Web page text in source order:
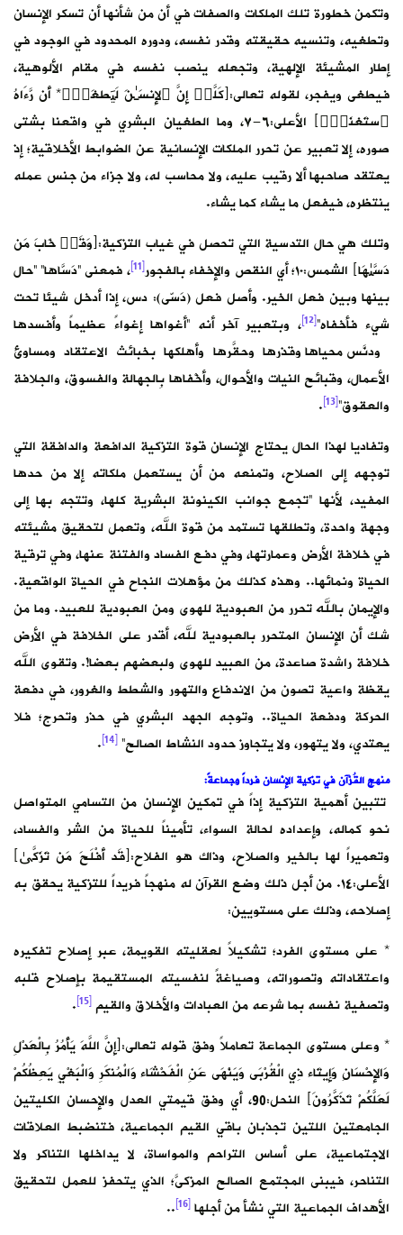
وتكمن خطورة تلك الملكات والصفات في أن من شأنها أن تسكر الإنسان
وتطغيه، وتنسيه حقيقته وقدر نفسه، ودوره المحدود في الوجود في
إطار المشيئة الإلهية، وتجعله ينصب نفسه في مقام الألوهية،
فيطغى ويفجر، لقوله تعالى:﴿كَلَّاۤ إِنَّ ٱلإِنسَـٰنَ لَیَطغَىٰۤ* أَن رَّءَاهُ
ٱستَغنَىٰۤ﴾ الأعلى:٦-٧، وما الطغيان البشري في واقعنا بشتى
صوره، إلا تعبير عن تحرر الملكات الإنسانية عن الضوابط الأخلاقية؛ إذ
يعتقد صاحبها ألا رقيب عليه، ولا محاسب له، ولا جزاء من جنس عمله
ينتظره، فيفعل ما يشاء كما يشاء.
وتلك هي حال التدسية التي تحصل في غياب التزكية:﴿وَقَدۡ خَابَ مَن
دَسَّىٰهَا﴾ الشمس:١٠؛ أي النقص والإخفاء بالفجور
[11]
، فمعنى “دَسّاها” “حالَ
بينها وبين فعل الخير. وأصل فعل (دَسّى): دس، إذا أدخل شيئا تحت
شيء فأخفاه”[12]
، وبتعبير آخر أنه “أغواها إغواءً عظيماً وأفسدها
ودنّس محياها وقذَرها وحقَّرها وأهلكها بخبائث الاعتقاد ومساوئ
الأعمال، وقبائح النيات والأحوال، وأخْفاها بِالجهالة والفسوق، والجلافة
والعقوق”[13]
.
وتفاديا لهذا الحال يحتاج الإنسان قوة التزكية الدافعة والدافقة التي
توجهه إلى الصلاح، وتمنعه من أن يستعمل ملكاته إلا من حدها
المفيد، لأنها “تجمع جوانب الكينونة البشرية كلها، وتتجه بها إلى
وجهة واحدة، وتطلقها تستمد من قوة الله، وتعمل لتحقيق مشيئته
في خلافة الأرض وعمارتها، وفي دفع الفساد والفتنة عنها، وفي ترقية
الحياة ونمائها.. وهذه كذلك من مؤهلات النجاح في الحياة الواقعية.
والإيمان بالله تحرر من العبودية للهوى ومن العبودية للعبيد. وما من
شك أن الإنسان المتحرر بالعبودية لله، أقدر على الخلافة في الأرض
خلافة راشدة صاعدة، من العبيد للهوى ولبعضهم بعضا!. وتقوى الله
يقظة واعية تصون من الاندفاع والتهور والشطط والغرور، في دفعة
الحركة ودفعة الحياة.. وتوجه الجهد البشري في حذر وتحرج؛ فلا
يعتدي، ولا يتهور، ولا يتجاوز حدود النشاط الصالح”[14]
.
منهج القُرْآن في تزكية الإنْسان فرداً وجماعةً:
تتبين أهمية التزكية إذاً في تمكين الإنسان من التسامي المتواصل
نحو كماله، وإعداده لحالة السواء، تأميناً للحياة من الشر والفساد،
وتعميراً لها بالخير والصلاح، وذاك هو الفلاح:﴿قَد أَفْلَحَ مَن تَزَكَّىٰ﴾
الأعلى:١٤. من أجل ذلك وضع القرآن له منهجاً فريداً للتزكية يحقق به
إصلاحه، وذلك على مستويين:
* على مستوى الفرد؛ تشكيلاً لعقليته القويمة، عبر إصلاح تفكيره
واعتقاداته وتصوراته، وصياغةً لنفسيته المستقيمة بإصلاح قلبه
وتصفية نفسه بما شرعه من العبادات والأخلاق والقيم[15]
.
* وعلى مستوى الجماعة تعاملاً وفق قوله تعالى:﴿إِنَّ اللَّهَ يَأْمُرُ بِالْعَدْلِ
وَالإِحْسَانِ وَإِيتَاء ذِي الْقُرْبَى وَيَنْهَى عَنِ الْفَحْشَاء وَالْمُنكَرِ وَالْبَغْيِ يَعِظُكُمْ
لَعَلَّكُمْ تَذَكَّرُونَ﴾ النحل:90، أي وفق قيمتي العدل والإحسان الكليتين
الجامعتين اللتين تجذبان باقي القيم الجماعية، فتنضبط العلاقات
الاجتماعية، على أساس التراحم والمواساة، لا يداخلها التناكر ولا
التناحر، فيبنى المجتمع الصالح المزكىَّ؛ الذي يتحفز للعمل لتحقيق
الأهداف الجماعية التي نشأ من أجلها[16]
..